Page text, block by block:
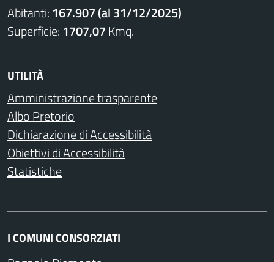
Abitanti: 167.907 (al 31/12/2025)
Superficie: 1707,07Kmq.
UTILITÀ
Amministrazione trasparente
Albo Pretorio
Dichiarazione di Accessibilità
Obiettivi di Accessibilità
Statistiche
I COMUNI CONSORZIATI